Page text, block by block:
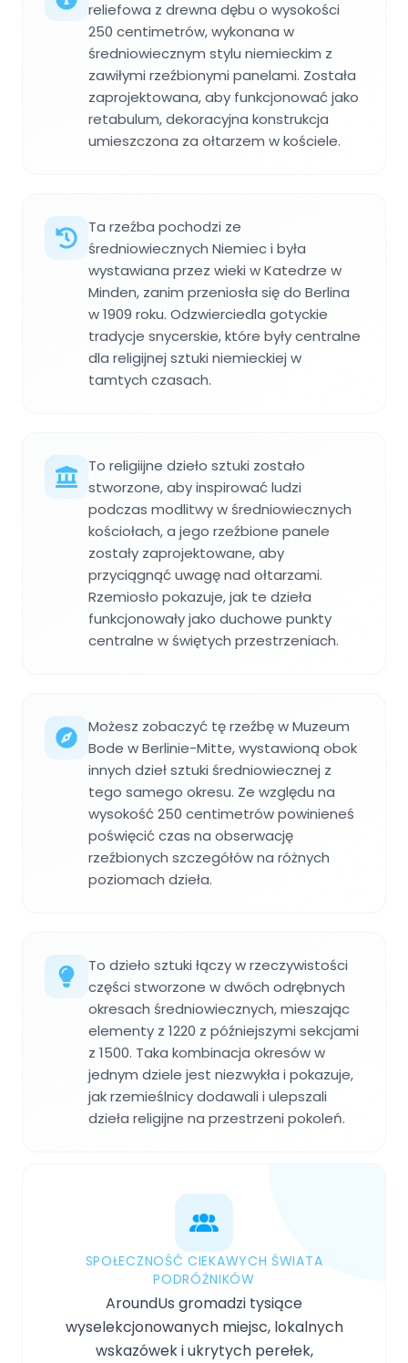
reliefowa z drewna dębu o wysokości
250 centimetrów, wykonana w
średniowiecznym stylu niemieckim z
zawiłymi rzeźbionymi panelami. Została
zaprojektowana, aby funkcjonować jako
retabulum, dekoracyjna konstrukcja
umieszczona za ołtarzem w kościele.
Ta rzeźba pochodzi ze
średniowiecznych Niemiec i była
wystawiana przez wieki w Katedrze w
Minden, zanim przeniosła się do Berlina
w 1909 roku. Odzwierciedla gotyckie
tradycje snycerskie, które były centralne
dla religijnej sztuki niemieckiej w
tamtych czasach.
To religiijne dzieło sztuki zostało
stworzone, aby inspirować ludzi
podczas modlitwy w średniowiecznych
kościołach, a jego rzeźbione panele
zostały zaprojektowane, aby
przyciągnąć uwagę nad ołtarzami.
Rzemiosło pokazuje, jak te dzieła
funkcjonowały jako duchowe punkty
centralne w świętych przestrzeniach.
Możesz zobaczyć tę rzeźbę w Muzeum
Bode w Berlinie-Mitte, wystawioną obok
innych dzieł sztuki średniowiecznej z
tego samego okresu. Ze względu na
wysokość 250 centimetrów powinieneś
poświęcić czas na obserwację
rzeźbionych szczegółów na różnych
poziomach dzieła.
To dzieło sztuki łączy w rzeczywistości
części stworzone w dwóch odrębnych
okresach średniowiecznych, mieszając
elementy z 1220 z późniejszymi sekcjami
z 1500. Taka kombinacja okresów w
jednym dziele jest niezwykła i pokazuje,
jak rzemieślnicy dodawali i ulepszali
dzieła religijne na przestrzeni pokoleń.
SPOŁECZNOŚĆ CIEKAWYCH ŚWIATA
PODRÓŻNIKÓW
AroundUs gromadzi tysiące
wyselekcjonowanych miejsc, lokalnych
wskazówek i ukrytych perełek,